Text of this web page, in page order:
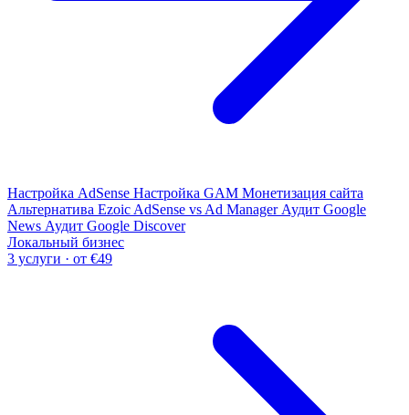
Настройка AdSense Настройка GAM Монетизация сайта
Альтернатива Ezoic AdSense vs Ad Manager Аудит Google
News Аудит Google Discover
Локальный бизнес
3 услуги · от €49